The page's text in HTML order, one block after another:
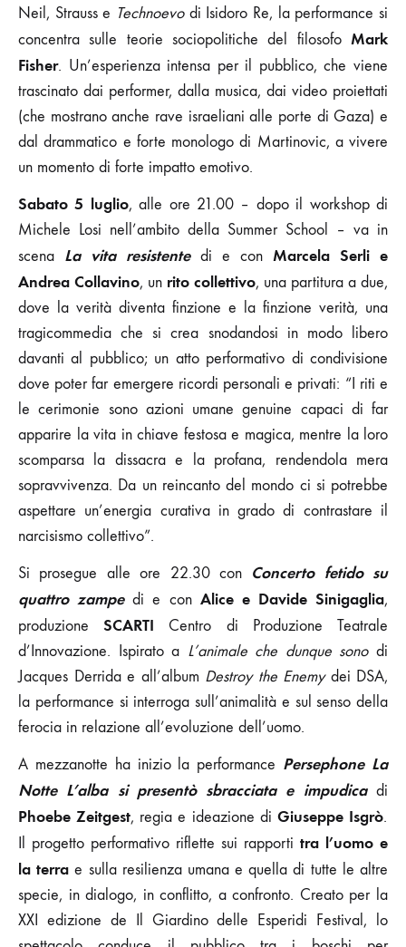
Neil, Strauss e Technoevodi Isidoro Re, la performance si
concentra sulle teorie sociopolitiche del filosofo Mark
Fisher. Un’esperienza intensa per il pubblico, che viene
trascinato dai performer, dalla musica, dai video proiettati
(che mostrano anche rave israeliani alle porte di Gaza) e
dal drammatico e forte monologo di Martinovic, a vivere
un momento di forte impatto emotivo.
Sabato 5 luglio, alle ore 21.00 – dopo il workshop di
Michele Losi nell’ambito della Summer School – va in
scena La vita resistente di e con Marcela Serli e
Andrea Collavino, un rito collettivo, una partitura a due,
dove la verità diventa finzione e la finzione verità, una
tragicommedia che si crea snodandosi in modo libero
davanti al pubblico; un atto performativo di condivisione
dove poter far emergere ricordi personali e privati: “I riti e
le cerimonie sono azioni umane genuine capaci di far
apparire la vita in chiave festosa e magica, mentre la loro
scomparsa la dissacra e la profana, rendendola mera
sopravvivenza. Da un reincanto del mondo ci si potrebbe
aspettare un’energia curativa in grado di contrastare il
narcisismo collettivo”.
Si prosegue alle ore 22.30 con Concerto fetido su
quattro zampedi e con Alice e Davide Sinigaglia,
produzioneSCARTI Centro di Produzione Teatrale
d’Innovazione. Ispirato a L’animale che dunque sonodi
Jacques Derrida e all’album Destroy the Enemydei DSA,
la performance si interroga sull’animalità e sul senso della
ferocia in relazione all’evoluzione dell’uomo.
A mezzanotte ha inizio la performance Persephone La
Notte L’alba si presentò sbracciata e impudica di
Phoebe Zeitgest, regia e ideazione di Giuseppe Isgrò.
Il progetto performativo riflette sui rapporti tra l’uomo e
la terra e sulla resilienza umana e quella di tutte le altre
specie, in dialogo, in conflitto, a confronto. Creato per la
XXI edizione de Il Giardino delle Esperidi Festival, lo